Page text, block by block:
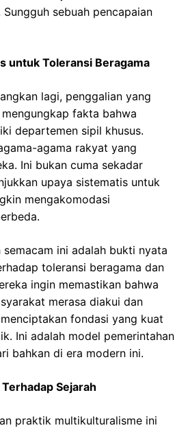
sebuah pencapaian
untuk Toleransi Beragama
lagi, penggalian yang
fakta bahwa
departemen sipil khusus.
agama rakyat yang
Ini bukan cuma sekadar
upaya sistematis untuk
mengakomodasi
ini adalah bukti nyata
toleransi beragama dan
ingin memastikan bahwa
merasa diakui dan
fondasi yang kuat
Ini adalah model pemerintahan
bahkan di era modern ini.
Sejarah
praktik multikulturalisme ini